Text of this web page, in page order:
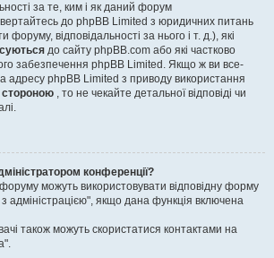
за те, ким і як даний форум
до phpBB Limited з юридичних питань
відповідальності за нього і т. д.), які
до сайту phpBB.com або які частково
забезпечення phpBB Limited. Якщо ж ви все-
адресу phpBB Limited з приводу використання
, то не чекайте детальної відповіді чи
конференції?
форуму можуть використовувати відповідну форму
з адміністрацією", якщо дана функція включена
також можуть скористатися контактами на